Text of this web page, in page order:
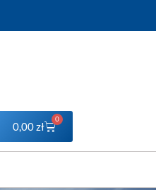
0,00zł
0